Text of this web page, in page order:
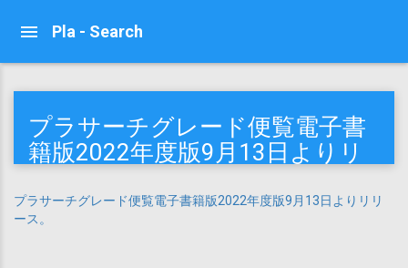
Pla - Search
プラサーチグレード便覧電子書
籍版2022年度版9月13日よりリ
プラサーチグレード便覧電子書籍版2022年度版9月13日よりリリ
ース。